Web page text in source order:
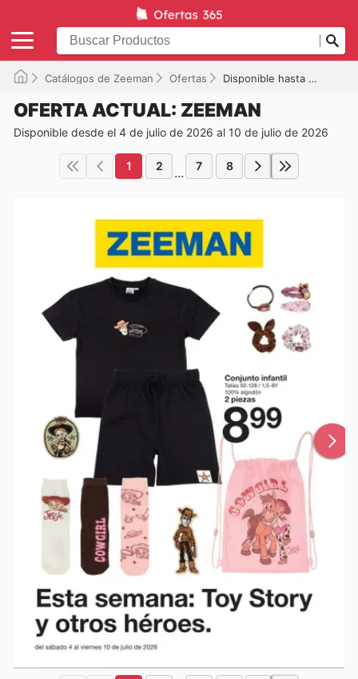
Catálogos de Zeeman Ofertas Disponible hasta el 10/07/2026
OFERTA ACTUAL: ZEEMAN
Disponible desde el 4 de julio de 2026 al 10 de julio de 2026
1 2 ... 7 8